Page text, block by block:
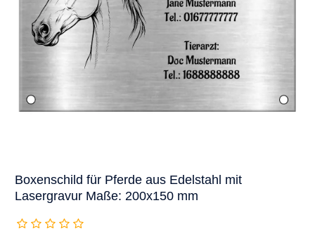
Boxenschild für Pferde aus Edelstahl mit
Lasergravur Maße: 200x150 mm